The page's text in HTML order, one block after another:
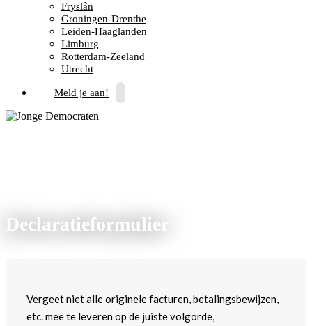
Fryslân
Groningen-Drenthe
Leiden-Haaglanden
Limburg
Rotterdam-Zeeland
Utrecht
Meld je aan!
Declaratieformulier
Vergeet niet alle originele facturen, betalingsbewijzen,
etc. mee te leveren op de juiste volgorde,